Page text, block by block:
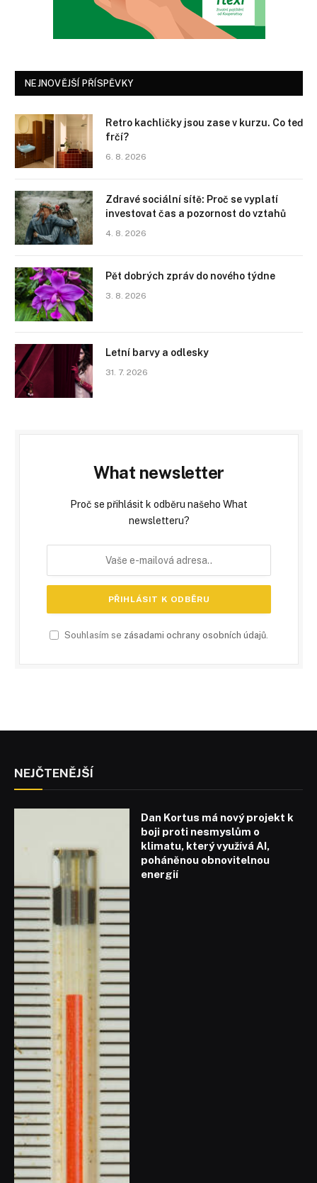
NEJNOVĚJŠÍ PŘÍSPĚVKY
Retro kachličky jsou zase v kurzu. Co teď
frčí?
6. 8. 2026
Zdravé sociální sítě: Proč se vyplatí
investovat čas a pozornost do vztahů
4. 8. 2026
Pět dobrých zpráv do nového týdne
3. 8. 2026
Letní barvy a odlesky
31. 7. 2026
What newsletter
Proč se přihlásit k odběru našeho What
newsletteru?
Souhlasím se zásadami ochrany osobních údajů
NEJČTENĚJŠÍ
Dan Kortus má nový projekt k
boji proti nesmyslům o
klimatu, který využívá AI,
poháněnou obnovitelnou
energií